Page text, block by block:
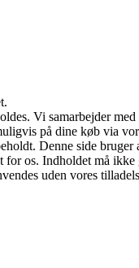
Vi samarbejder med
på dine køb via
Denne side bruger
for os. Indholdet må ikke
uden vores